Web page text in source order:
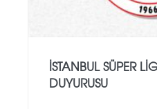
İSTANBUL SÜPER
DUYURUSU